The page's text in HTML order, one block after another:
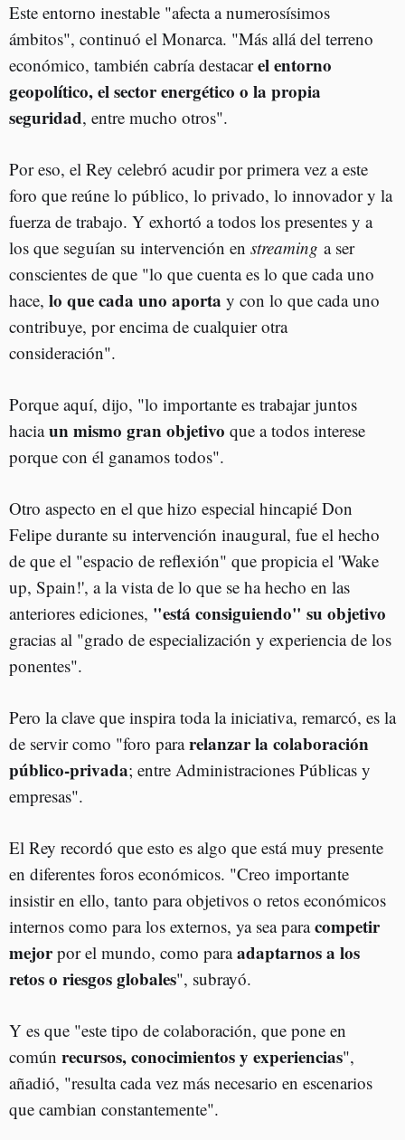
Este entorno inestable "afecta a numerosísimos
ámbitos", continuó el Monarca. "Más allá del terreno
económico, también cabría destacarel entorno
geopolítico, el sector energético o la propia
seguridad, entre mucho otros".
Por eso, el Rey celebró acudir por primera vez a este
foro que reúne lo público, lo privado, lo innovador y la
fuerza de trabajo. Y exhortó a todos los presentes y a
los que seguían su intervención en streaming a ser
conscientes de que "lo que cuenta es lo que cada uno
hace, lo que cada uno aporta y con lo que cada uno
contribuye, por encima de cualquier otra
consideración".
Porque aquí, dijo, "lo importante es trabajar juntos
haciaun mismo gran objetivo que a todos interese
porque con él ganamos todos".
Otro aspecto en el que hizo especial hincapié Don
Felipe durante su intervención inaugural, fue el hecho
de que el "espacio de reflexión" que propicia el 'Wake
up, Spain!', a la vista de lo que se ha hecho en las
anteriores ediciones, "está consiguiendo" su objetivo
gracias al "grado de especialización y experiencia de los
ponentes".
Pero la clave que inspira toda la iniciativa, remarcó, es la
de servir como "foro pararelanzar la colaboración
público-privada; entre Administraciones Públicas y
empresas".
El Rey recordó que esto es algo que está muy presente
en diferentes foros económicos. "Creo importante
insistir en ello, tanto para objetivos o retos económicos
internos como para los externos, ya sea paracompetir
mejorpor el mundo, como paraadaptarnos a los
retos o riesgos globales", subrayó.
Y es que "este tipo de colaboración, que pone en
común recursos, conocimientos y experiencias",
añadió, "resulta cada vez más necesario en escenarios
que cambian constantemente".